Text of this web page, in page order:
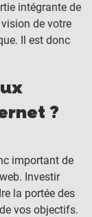
intégrante de
de votre
Il est donc
?
important de
Investir
la portée des
vos objectifs.